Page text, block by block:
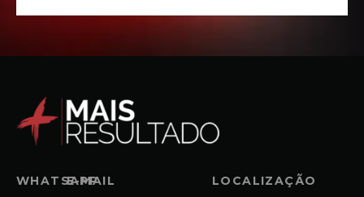
WHATSAPP
E-MAIL LOCALIZAÇÃO